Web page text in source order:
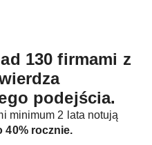
130 firmami z
podejścia.
minimum 2 lata notują
40% rocznie.